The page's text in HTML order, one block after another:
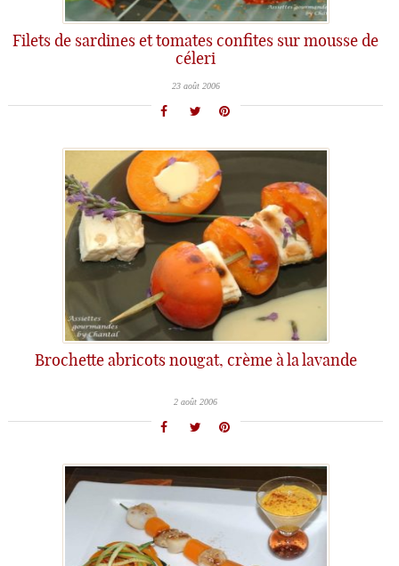
Filets de sardines et tomates confites sur mousse de
céleri
23 août 2006
Brochette abricots nougat, crème à la lavande
2 août 2006